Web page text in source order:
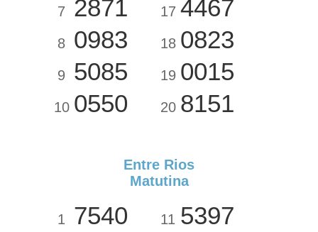
7 2871
8 0983
9 5085
10 0550
17 4467
18 0823
19 0015
20 8151
Entre Rios
Matutina
1 7540 11 5397